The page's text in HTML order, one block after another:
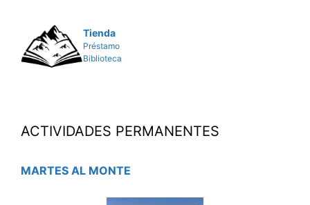
Tienda
Préstamo
Biblioteca
ACTIVIDADES PERMANENTES
MARTES AL MONTE